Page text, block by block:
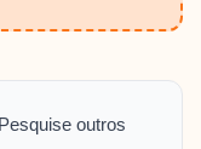
outros